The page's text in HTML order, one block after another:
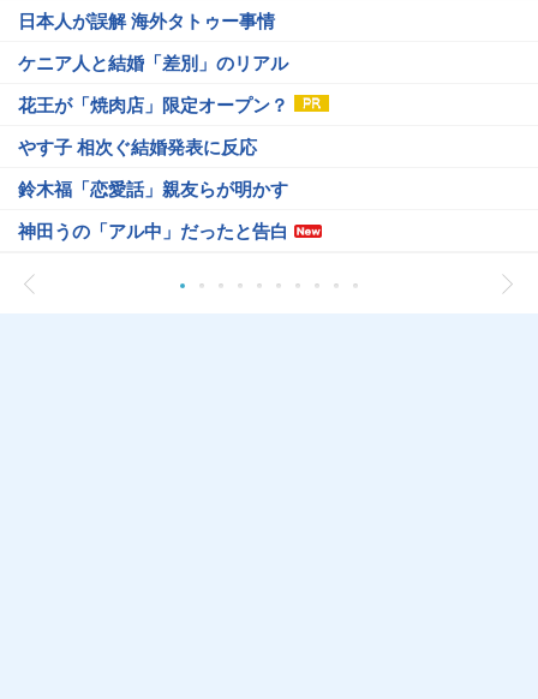
日本人が誤解 海外タトゥー事情
ケニア人と結婚「差別」のリアル
花王が「焼肉店」限定オープン？
やす子 相次ぐ結婚発表に反応
鈴木福「恋愛話」親友らが明かす
神田うの「アル中」だったと告白